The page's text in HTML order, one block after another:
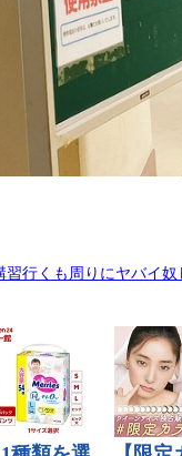
習行くも周りにヤバイ